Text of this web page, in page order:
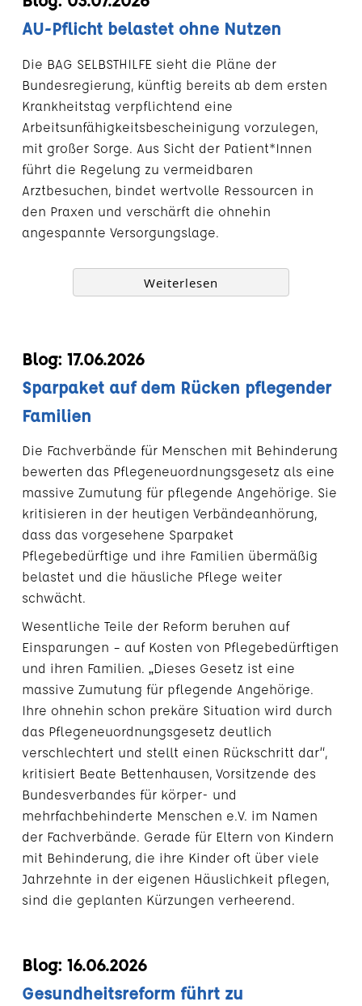
AU-Pflicht belastet ohne Nutzen
Die BAG SELBSTHILFE sieht die Pläne der
Bundesregierung, künftig bereits ab dem ersten
Krankheitstag verpflichtend eine
Arbeitsunfähigkeitsbescheinigung vorzulegen,
mit großer Sorge. Aus Sicht der Patient*Innen
führt die Regelung zu vermeidbaren
Arztbesuchen, bindet wertvolle Ressourcen in
den Praxen und verschärft die ohnehin
angespannte Versorgungslage.
Weiterlesen
Blog: 17.06.2026
Sparpaket auf dem Rücken pflegender
Familien
Die Fachverbände für Menschen mit Behinderung
bewerten das Pflegeneuordnungsgesetz als eine
massive Zumutung für pflegende Angehörige. Sie
kritisieren in der heutigen Verbändeanhörung,
dass das vorgesehene Sparpaket
Pflegebedürftige und ihre Familien übermäßig
belastet und die häusliche Pflege weiter
schwächt.
Wesentliche Teile der Reform beruhen auf
Einsparungen – auf Kosten von Pflegebedürftigen
und ihren Familien. „Dieses Gesetz ist eine
massive Zumutung für pflegende Angehörige.
Ihre ohnehin schon prekäre Situation wird durch
das Pflegeneuordnungsgesetz deutlich
verschlechtert und stellt einen Rückschritt dar“,
kritisiert Beate Bettenhausen, Vorsitzende des
Bundesverbandes für körper- und
mehrfachbehinderte Menschen e.V. im Namen
der Fachverbände. Gerade für Eltern von Kindern
mit Behinderung, die ihre Kinder oft über viele
Jahrzehnte in der eigenen Häuslichkeit pflegen,
sind die geplanten Kürzungen verheerend.
Blog: 16.06.2026
Gesundheitsreform führt zu